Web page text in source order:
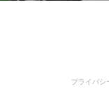
プライバシ